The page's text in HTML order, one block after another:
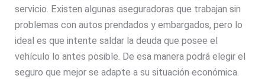
servicio. Existen algunas aseguradoras que trabajan sin
problemas con autos prendados y embargados, pero lo
ideal es que intente saldar la deuda que posee el
vehículo lo antes posible. De esa manera podrá elegir el
seguro que mejor se adapte a su situación económica.